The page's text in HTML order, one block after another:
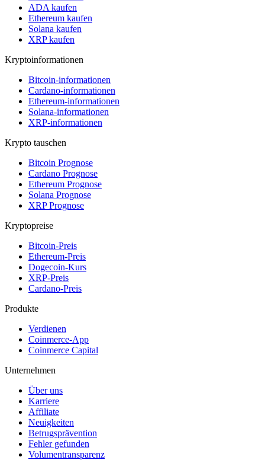
ADA kaufen
Ethereum kaufen
Solana kaufen
XRP kaufen
Kryptoinformationen
Bitcoin-informationen
Cardano-informationen
Ethereum-informationen
Solana-informationen
XRP-informationen
Krypto tauschen
Bitcoin Prognose
Cardano Prognose
Ethereum Prognose
Solana Prognose
XRP Prognose
Kryptopreise
Bitcoin-Preis
Ethereum-Preis
Dogecoin-Kurs
XRP-Preis
Cardano-Preis
Produkte
Verdienen
Coinmerce-App
Coinmerce Capital
Unternehmen
Über uns
Karriere
Affiliate
Neuigkeiten
Betrugsprävention
Fehler gefunden
Volumentransparenz